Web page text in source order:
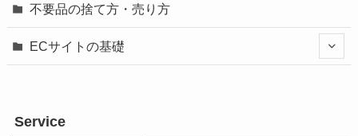
不要品の捨て方・売り方
ECサイトの基礎
Service